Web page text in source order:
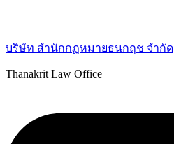
บริษัท สำนักกฏหมายธนกฤช จำกัด
Thanakrit Law Office